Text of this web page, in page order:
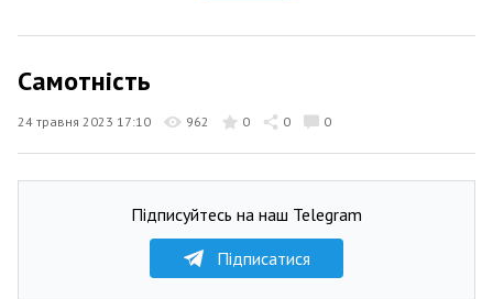
Самотність
24 травня 2023 17:10 962 0 0 0
Підписуйтесь на наш Telegram
Підписатися